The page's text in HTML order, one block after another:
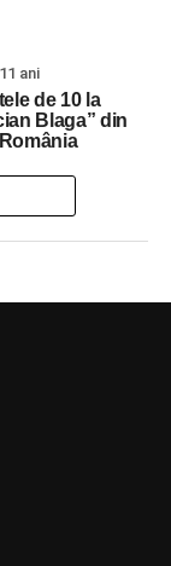
ani
de 10 la
Blaga” din